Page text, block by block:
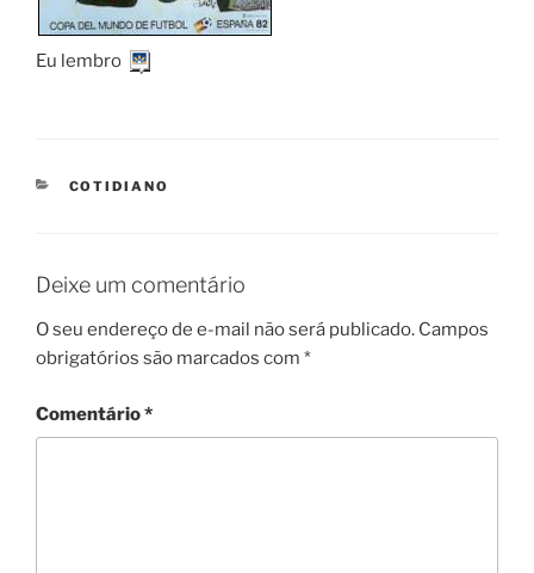
Eu lembro!
CATEGORIES
COTIDIANO
Deixe um comentário
O seu endereço de e-mail não será publicado. Campos
obrigatórios são marcados com *
Comentário*